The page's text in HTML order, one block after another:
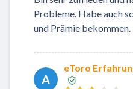
Probleme. Habe auch
und Prämie bekommen.
A
eToro